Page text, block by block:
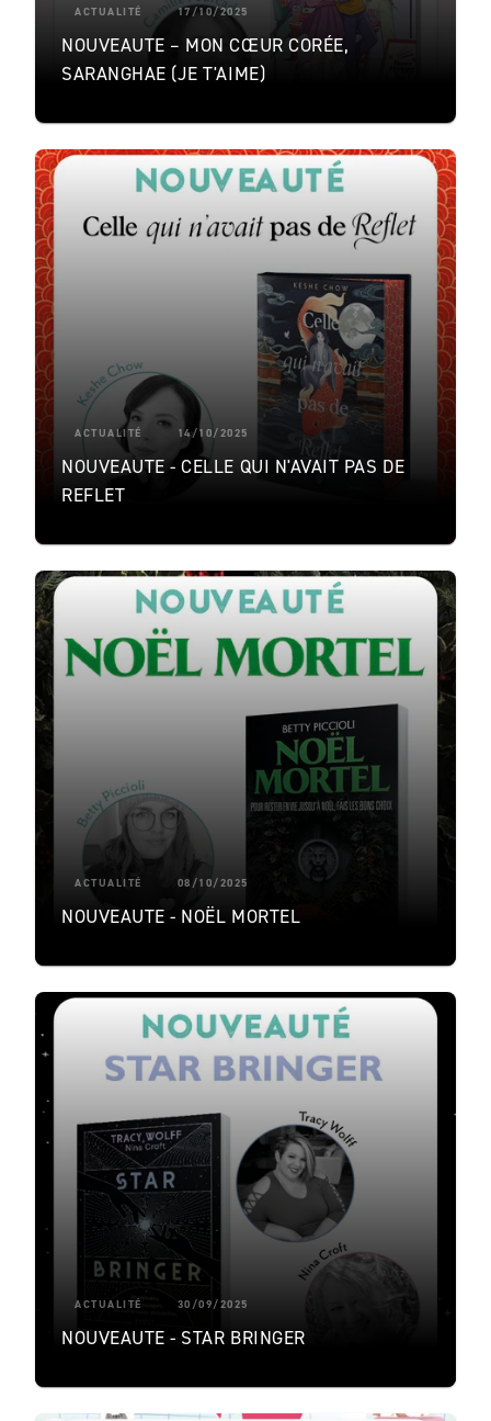
ACTUALITÉ 17/10/2025
NOUVEAUTE – MON CŒUR CORÉE,
SARANGHAE (JE T'AIME)
ACTUALITÉ 14/10/2025
NOUVEAUTE - CELLE QUI N'AVAIT PAS DE
REFLET
ACTUALITÉ 08/10/2025
NOUVEAUTE - NOËL MORTEL
ACTUALITÉ 30/09/2025
NOUVEAUTE - STAR BRINGER